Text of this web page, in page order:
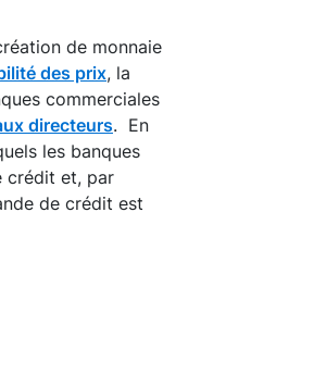
de monnaie
des prix, la
commerciales
directeurs. En
les banques
crédit et, par
de crédit est